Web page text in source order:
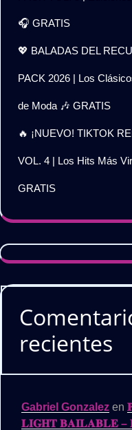
🎧 GRATIS
💖 BALADAS DEL
PACK 2026 | Los
de Moda 🎶 GRATIS
🔥 ¡NUEVO! TIKTOK
VOL. 4 | Los Hits Más
GRATIS
recientes
Gabriel Gonzalez en
𝐋𝐈𝐆𝐇𝐓 𝐁𝐀𝐈𝐋𝐀𝐁𝐋𝐄 –